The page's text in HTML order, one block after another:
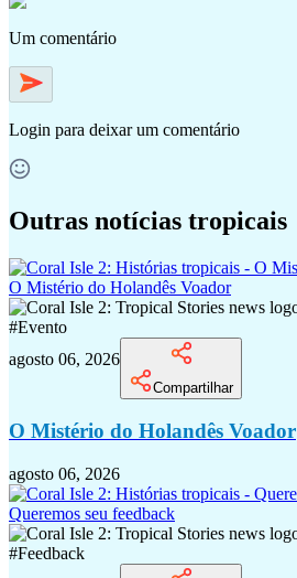
Um comentário
Login para deixar um comentário
Outras notícias tropicais
O Mistério do Holandês Voador
#Evento
agosto 06, 2026
Compartilhar
O Mistério do Holandês Voador
agosto 06, 2026
Queremos seu feedback
#Feedback